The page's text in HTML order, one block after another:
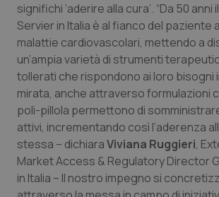
significhi ‘aderire alla cura’. “Da 50 anni
Servier in Italia è al fianco del paziente
malattie cardiovascolari, mettendo a
un’ampia varietà di strumenti
tollerati che rispondono ai loro bisogni
mirata, anche attraverso formulazioni
poli-pillola permettono di
attivi, incrementando così l’aderenza
stessa – dichiaraViviana Ruggieri,
Market Access & Regulatory Director
in Italia – Il nostro impegno si